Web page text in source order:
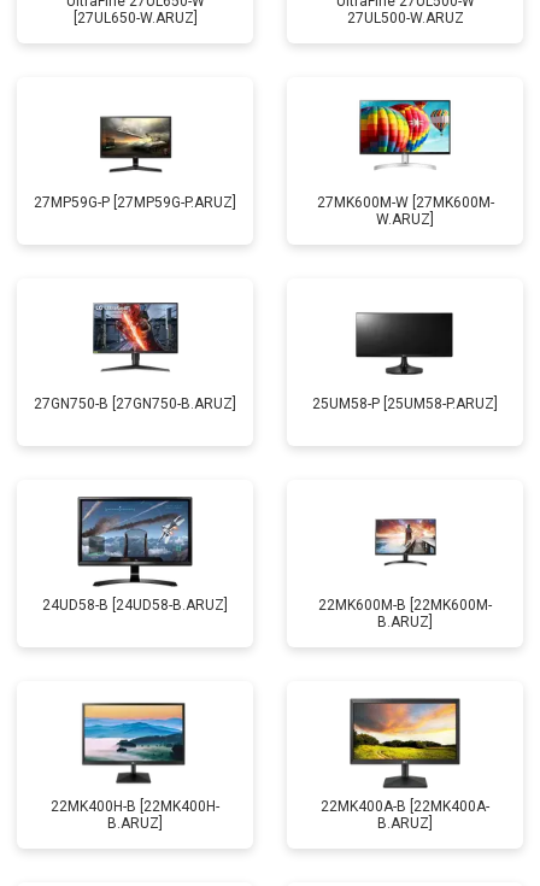
[27UL650-W.ARUZ]
27UL500-W.ARUZ
27MP59G-P [27MP59G-P.ARUZ]
27MK600M-W [27MK600M-
W.ARUZ]
27GN750-B [27GN750-B.ARUZ] 25UM58-P [25UM58-P.ARUZ]
24UD58-B [24UD58-B.ARUZ]
22MK600M-B [22MK600M-
B.ARUZ]
22MK400H-B [22MK400H-
B.ARUZ]
22MK400A-B [22MK400A-
B.ARUZ]